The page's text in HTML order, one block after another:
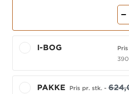
Der er en tæt sammenhæng
opgaver og indholdet i
og sundhedsuddannelserne
du bruge mange af bøgernes
når du skal arbejde med
Bogen kan også med stor
I-BOG
PAKKE Pris pr. stk.-